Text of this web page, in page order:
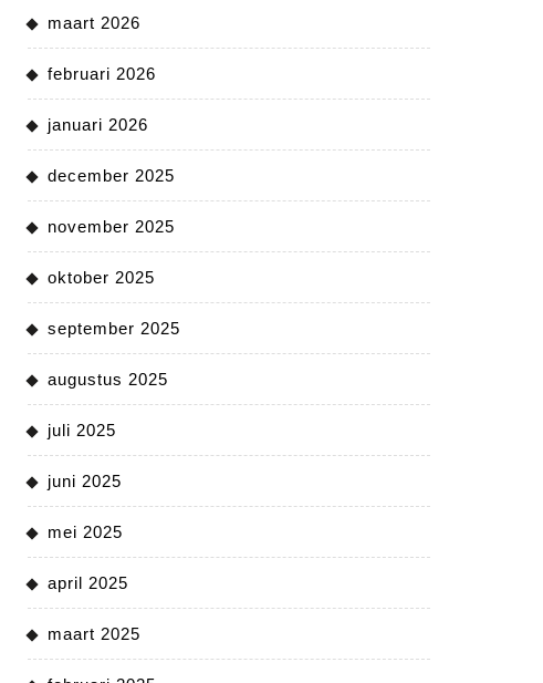
maart 2026
februari 2026
januari 2026
december 2025
november 2025
oktober 2025
september 2025
augustus 2025
juli 2025
juni 2025
mei 2025
april 2025
maart 2025